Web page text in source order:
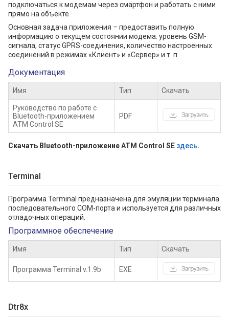
подключаться к модемам через смартфон и работать с ними
прямо на объекте.
Основная задача приложения – предоставить полную
информацию о текущем состоянии модема: уровень GSM-
сигнала, статус GPRS-соединения, количество настроенных
соединений в режимах «Клиент» и «Сервер» и т. п.
Документация
Имя Тип Скачать
Руководство по работе с
Bluetooth-приложением
ATM Control SE
PDF
Скачать Bluetooth-приложение ATM Control SE здесь.
Terminal
Программа Terminal предназначена для эмуляции терминала
последовательного COM-порта и используется для различных
отладочных операций.
Программное обеспечение
Имя Тип Скачать
Программа Terminal v.1.9b EXE
Dtr8x